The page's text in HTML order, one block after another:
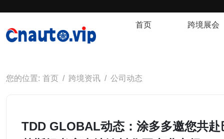
首页 跨境展会
首页 跨境资讯 公司动态
TDD GLOBAL动态：涂多多邀您共赴